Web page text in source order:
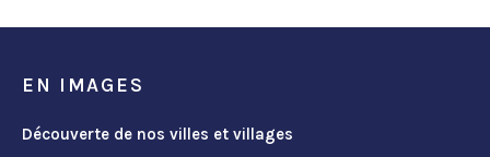
EN IMAGES
Découverte de nos villes et villages